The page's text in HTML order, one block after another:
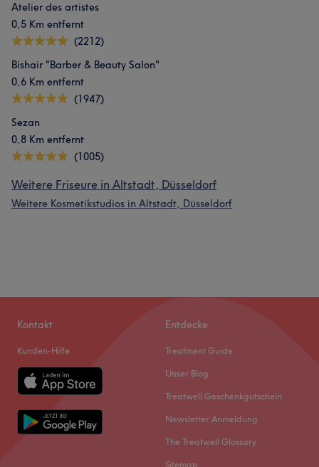
Atelier des artistes
0,5 Km entfernt
(2212)
Bishair "Barber & Beauty Salon"
0,6 Km entfernt
(1947)
Sezan
0,8 Km entfernt
(1005)
Weitere Friseure in Altstadt, Düsseldorf
Weitere Kosmetikstudios in Altstadt, Düsseldorf
Kontakt
Kunden-Hilfe
Entdecke
Treatment Guide
Unser Blog
Treatwell Geschenkgutschein
Newsletter Anmeldung
The Treatwell Glossary
Sitemap